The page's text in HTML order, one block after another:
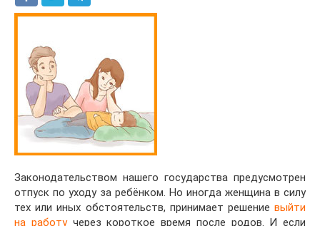
Законодательством нашего государства предусмотрен
отпуск по уходу за ребёнком. Но иногда женщина в силу
тех или иных обстоятельств, принимает решение выйти
на работучерез короткое время после родов. И если